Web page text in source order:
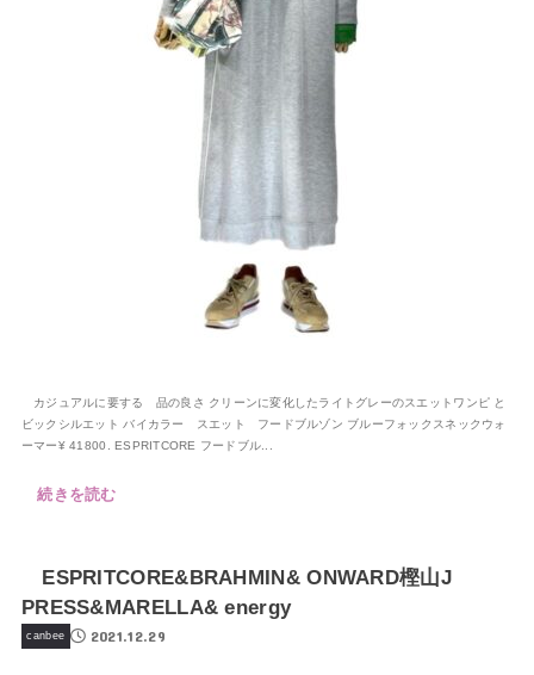
カジュアルに要する 品の良さ クリーンに変化したライトグレーのスエットワンピ と
ビックシルエット バイカラー スエット フードブルゾン ブルーフォックスネックウォ
ーマー¥ 41800. ESPRITCORE フードブル...
続きを読む
ESPRITCORE&BRAHMIN& ONWARD樫山J
PRESS&MARELLA& energy
canbee 2021.12.29